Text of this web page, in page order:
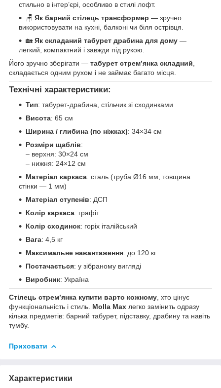
стильно в інтер’єрі, особливо в стилі лофт.
🪑 Як барний стілець трансформер — зручно
використовувати на кухні, балконі чи біля острівця.
🏡 Як складаний табурет драбина для дому —
легкий, компактний і завжди під рукою.
Його зручно зберігати — табурет стрем’янка складний,
складається одним рухом і не займає багато місця.
Технічні характеристики:
Тип: табурет-драбина, стільчик зі сходинками
Висота: 65 см
Ширина / глибина (по ніжках): 34×34 см
Розміри щаблів:
– верхня: 30×24 см
– нижня: 24×12 см
Матеріал каркаса: сталь (труба Ø16 мм, товщина
стінки — 1 мм)
Матеріал ступенів: ДСП
Колір каркаса: графіт
Колір сходинок: горіх італійський
Вага: 4,5 кг
Максимальне навантаження: до 120 кг
Постачається: у зібраному вигляді
Виробник: Україна
Стілець стрем’янка купити варто кожному , хто цінує
функціональність і стиль. Molla Max легко замінить одразу
кілька предметів: барний табурет, підставку, драбину та навіть
тумбу.
Приховати
Характеристики